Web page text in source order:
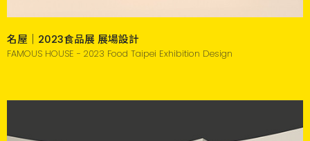
名屋｜2023食品展 展場設計
FAMOUS HOUSE - 2023 Food Taipei Exhibition Design